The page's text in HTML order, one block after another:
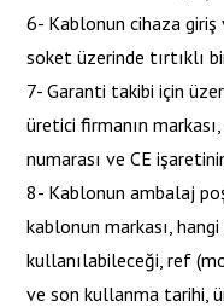
6- Kablonun cihaza giriş
soket üzerinde tırtıklı
7- Garanti takibi için
üretici firmanın
numarası ve CE
8- Kablonun ambalaj
kablonun markası,
kullanılabileceği, ref
ve son kullanma tarihi,